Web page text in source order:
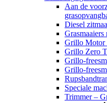
Aan de
Diesel
Grillo Motor
Grillo Zero
Grillo-
Grillo-
Speciale
Trimmer –